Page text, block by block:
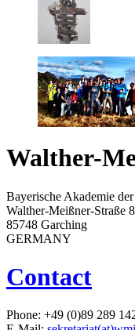
Walther-
Bayerische Akademie
Walther-Meißner-Straße 8
85748 Garching
GERMANY
Contact
Phone: +49 (0)89 289